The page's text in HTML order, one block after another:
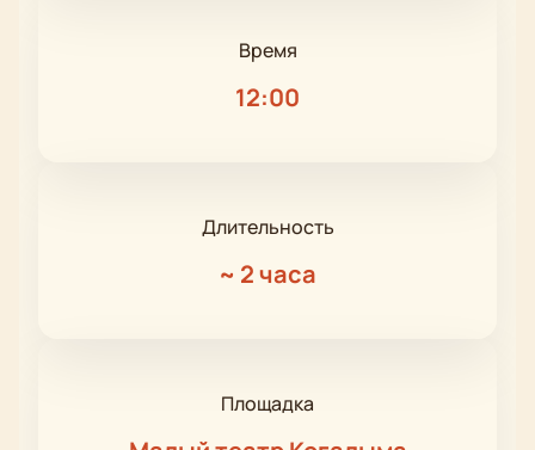
Время
12:00
Длительность
~ 2 часа
Площадка